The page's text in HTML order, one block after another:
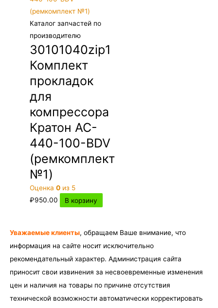
Каталог запчастей по
производителю
30101040zip1
Комплект
прокладок
для
компрессора
Кратон AC-
440-100-BDV
(ремкомплект
№1)
Оценка0 из 5
₽950.00 В корзину
Уважаемые клиенты, обращаем Ваше внимание, что
информация на сайте носит исключительно
рекомендательный характер. Администрация сайта
приносит свои извинения за несвоевременные изменения
цен и наличия на товары по причине отсутствия
технической возможности автоматически корректировать